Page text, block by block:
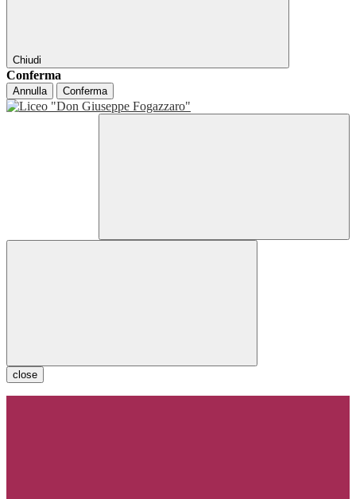
Chiudi
Conferma
Annulla Conferma
close